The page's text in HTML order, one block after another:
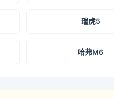
瑞虎5
哈弗M6